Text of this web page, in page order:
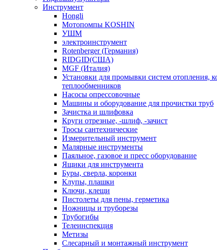
Инструмент
Hongli
Мотопомпы KOSHIN
УШМ
электроинструмент
Rotenberger (Германия)
RIDGID(США)
MGF (Италия)
Установки для промывки систем отопления,
теплообменников
Насосы опрессовочные
Машины и оборудование для прочистки труб
Зачистка и шлифовка
Круги отрезные, -шлиф, -зачист
Тросы сантехнические
Измерительный инструмент
Малярные инструменты
Паяльное, газовое и пресс оборудование
Ящики для инструмента
Буры, сверла, коронки
Клупы, плашки
Ключи, клещи
Пистолеты для пены, герметика
Ножницы и труборезы
Трубогибы
Телеинспекция
Метизы
Слесарный и монтажный инструмент